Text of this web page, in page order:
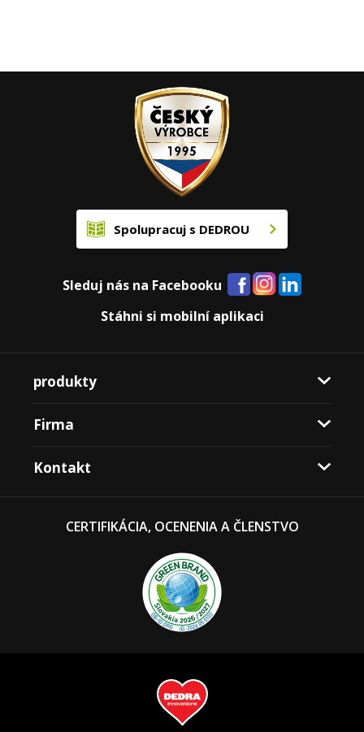
Spolupracuj s DEDROU
Sleduj nás na Facebooku
Stáhni si mobilní aplikaci
produkty
Firma
Kontakt
CERTIFIKÁCIA, OCENENIA A ČLENSTVO